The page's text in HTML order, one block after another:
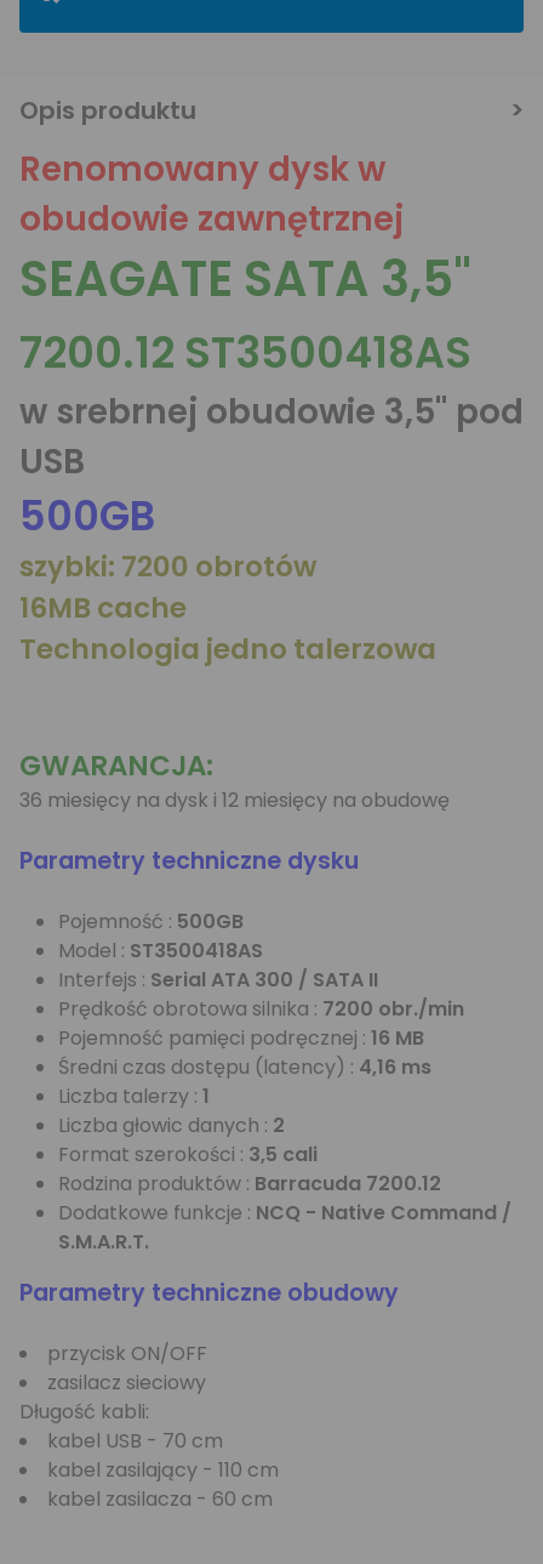
Opis produktu
Renomowany dysk w
obudowie zawnętrznej
SEAGATE SATA 3,5"
7200.12 ST3500418AS
w srebrnej obudowie 3,5" pod
USB
500GB
szybki: 7200 obrotów
16MB cache
Technologia jedno talerzowa
GWARANCJA:
36 miesięcy na dysk i 12 miesięcy na obudowę
Parametry techniczne dysku
Pojemność : 500GB
Model : ST3500418AS
Interfejs : Serial ATA 300 / SATA II
Prędkość obrotowa silnika : 7200 obr./min
Pojemność pamięci podręcznej : 16 MB
Średni czas dostępu (latency) : 4,16 ms
Liczba talerzy : 1
Liczba głowic danych : 2
Format szerokości : 3,5 cali
Rodzina produktów : Barracuda 7200.12
Dodatkowe funkcje : NCQ - Native Command /
S.M.A.R.T.
Parametry techniczne obudowy
przycisk ON/OFF
zasilacz sieciowy
Długość kabli:
kabel USB - 70 cm
kabel zasilający - 110 cm
kabel zasilacza - 60 cm